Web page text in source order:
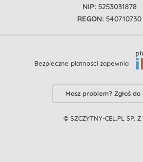
NIP: 5253031878
REGON: 540710730
Bezpieczne płatności zapewnia
Masz problem? Zgłoś do
© SZCZYTNY-CEL.PL SP. Z